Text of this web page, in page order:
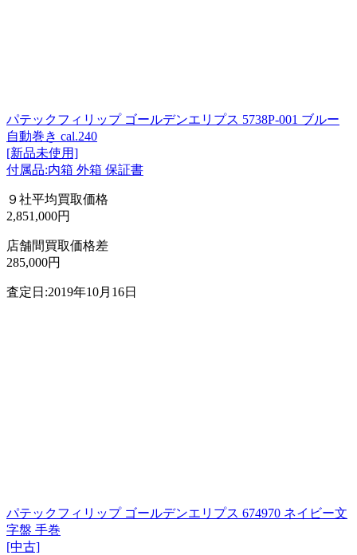
パテックフィリップ ゴールデンエリプス 5738P-001 ブルー
自動巻き cal.240
[新品未使用]
付属品:内箱 外箱 保証書
９社平均買取価格
2,851,000円
店舗間買取価格差
285,000円
査定日:2019年10月16日
パテックフィリップ ゴールデンエリプス 674970 ネイビー文
字盤 手巻
[中古]